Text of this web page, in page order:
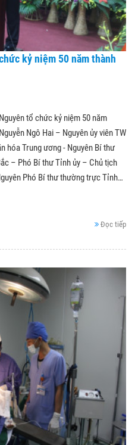
kỷ niệm 50 năm thành
tổ chức kỷ niệm 50 năm
Ngô Hai – Nguyên ủy viên TW
hóa Trung ương - Nguyên Bí thư
– Phó Bí thư Tỉnh ủy – Chủ tịch
Phó Bí thư thường trực Tỉnh…
Đọc tiếp